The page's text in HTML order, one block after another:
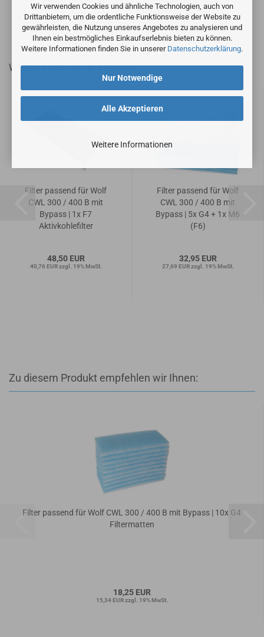
Wir verwenden Cookies und ähnliche Technologien, auch von
Drittanbietern, um die ordentliche Funktionsweise der Website zu
gewährleisten, die Nutzung unseres Angebotes zu analysieren und
Ihnen ein bestmögliches Einkaufserlebnis bieten zu können.
Weitere Informationen finden Sie in unserer Datenschutzerklärung.
Alle Akzeptieren
Nur Notwendige
Weitere Informationen
Weitere Artikel dieser Kategorie
Filter passend für Wolf
CWL 300 / 400 B mit
Bypass | 1x F7
Aktivkohlefilter
48,50 EUR
40,76 EUR zzgl. 19% MwSt.
Filter passend für Wolf
CWL 300 / 400 B mit
Bypass | 5x G4 + 1x M6
(F6)
32,95 EUR
27,69 EUR zzgl. 19% MwSt.
Zu diesem Produkt empfehlen wir Ihnen:
Filter passend für Wolf CWL 300 / 400 B mit Bypass | 10x G4
Filtermatten
18,25 EUR
15,34 EUR zzgl. 19% MwSt.